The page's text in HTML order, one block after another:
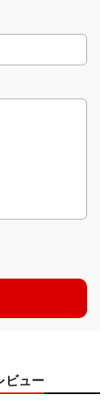
ビュー